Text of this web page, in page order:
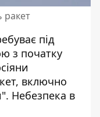
ракет
під
з початку
включно
Небезпека в